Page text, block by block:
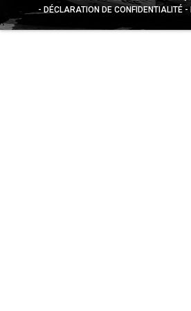
DÉCLARATION DE CONFIDENTIALITÉ